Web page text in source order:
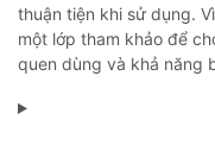
thuận tiện khi sử dụng.
một lớp tham khảo để
quen dùng và khả năng